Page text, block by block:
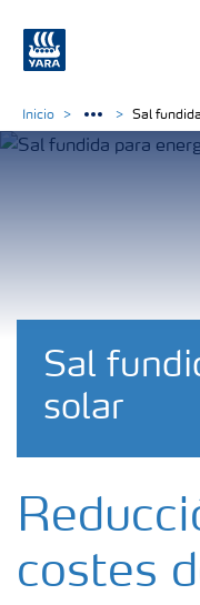
Sal
solar
Inicio Sal
costes